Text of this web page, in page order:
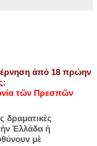
ἀπὸ18 πρώην
τῶν Πρεσπῶν
Ἑλλάδα ἡ
μὲ